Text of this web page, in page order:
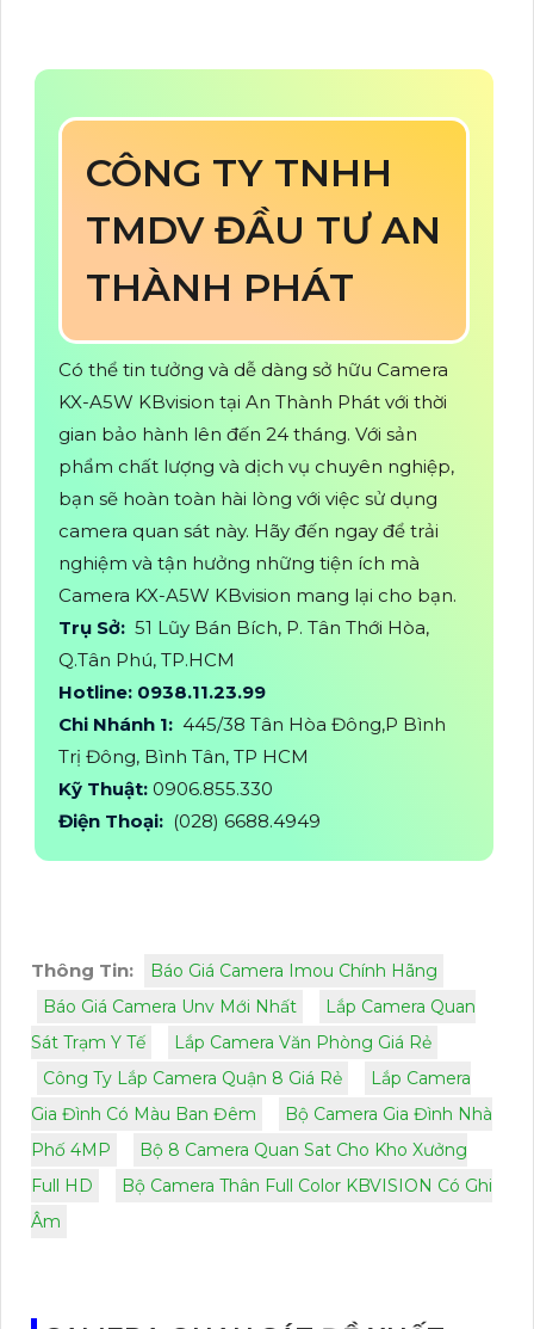
CÔNG TY TNHH
TMDV ĐẦU TƯ AN
THÀNH PHÁT
Có thể tin tưởng và dễ dàng sở hữu Camera
KX-A5W KBvision tại An Thành Phát với thời
gian bảo hành lên đến 24 tháng. Với sản
phẩm chất lượng và dịch vụ chuyên nghiệp,
bạn sẽ hoàn toàn hài lòng với việc sử dụng
camera quan sát này. Hãy đến ngay để trải
nghiệm và tận hưởng những tiện ích mà
Camera KX-A5W KBvision mang lại cho bạn.
Trụ Sở: 51 Lũy Bán Bích, P. Tân Thới Hòa,
Q.Tân Phú, TP.HCM
Hotline: 0938.11.23.99
Chi Nhánh 1: 445/38 Tân Hòa Đông,P Bình
Trị Đông, Bình Tân, TP HCM
Kỹ Thuật: 0906.855.330
Điện Thoại: (028) 6688.4949
Thông Tin:
Báo Giá Camera Imou Chính Hãng
Báo Giá Camera Unv Mới Nhất
Lắp Camera Quan
Sát Trạm Y Tế
Lắp Camera Văn Phòng Giá Rẻ
Công Ty Lắp Camera Quận 8 Giá Rẻ
Lắp Camera
Gia Đình Có Màu Ban Đêm
Bộ Camera Gia Đình Nhà
Phố 4MP
Bộ 8 Camera Quan Sat Cho Kho Xưởng
Full HD
Bộ Camera Thân Full Color KBVISION Có Ghi
Âm